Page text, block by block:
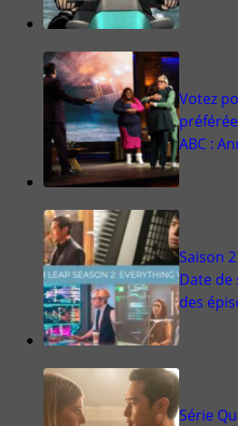
Votez
ABC :
Saison
Date
des
Série